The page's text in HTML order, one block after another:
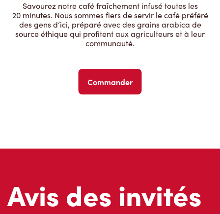
Savourez notre café fraîchement infusé toutes les
20 minutes. Nous sommes fiers de servir le café préféré
des gens d’ici, préparé avec des grains arabica de
source éthique qui profitent aux agriculteurs et à leur
communauté.
Commander
Avis des invités